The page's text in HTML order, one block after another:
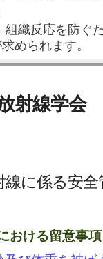
組織反応を防ぐ
められます。
射線学会
線に係る安
おける留意事項